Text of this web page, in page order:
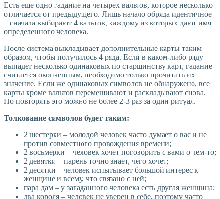
Есть еще одно гадание на четырех вальтов, которое несколько
отличается от предыдущего. Лишь начало обряда идентичное
– сначала выбирают 4 вальтов, каждому из которых дают имя
определенного человека.
После система выкладывает дополнительные карты таким
образом, чтобы получилось 4 ряда. Если в каком-либо ряду
выпадет несколько одинаковых по старшинству карт, гадание
считается оконченным, необходимо только прочитать их
значение. Если же одинаковых символов не обнаружено, все
карты кроме вальтов перемешивают и раскладывают снова.
Но повторять это можно не более 2-3 раз за один ритуал.
Толкование символов будет таким:
2 шестерки – молодой человек часто думает о вас и не
против совместного провождения времени;
2 восьмерки – человек хочет поговорить с вами о чем-то;
2 девятки – парень точно знает, чего хочет;
2 десятки – человек испытывает большой интерес к
женщине и всему, что связано с ней;
пара дам – у загаданного человека есть другая женщина;
два короля – человек не уверен в себе, поэтому часто